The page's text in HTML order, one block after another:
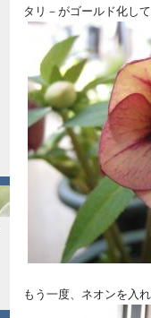
タリ－がゴールド化し
もう一度、ネオンを入